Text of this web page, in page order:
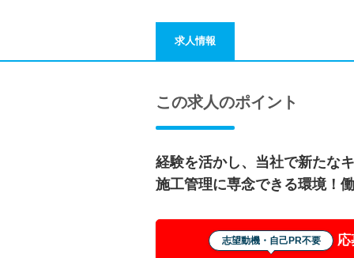
求人情報
この求人のポイント
経験を活かし、当社で新たな
施工管理に専念できる環境！
志望動機・自己PR不要